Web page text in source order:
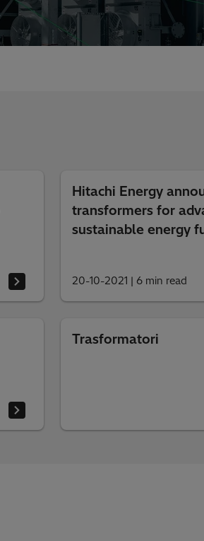
Hitachi Energy
transformers for
sustainable energy
20-10-2021 | 6 min read
Trasformatori